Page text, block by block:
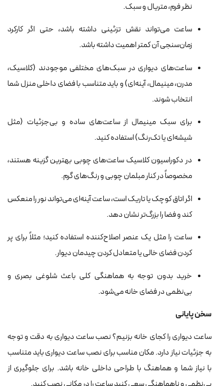
نظر فرم، متریال و سبک.
ساعت می‌تواند نقش تزئینی داشته باشد، حتی اگر کارکرد
زمان‌سنجی آن کمتر اهمیت داشته باشد.
ساعت‌های دیواری در سبک‌های مختلفی موجودند (کلاسیک،
مدرن، مینیمال، آینه‌ای) و باید متناسب با فضای داخلی منزل شما
انتخاب شوند.
برای سبک مینیمال از ساعت‌های ساده و بی‌جزئیات (مثل
شیشه‌ای یا تک‌رنگ) استفاده کنید.
در دکوراسیون کلاسیک ساعت‌های چوبی بهترین گزینه هستند،
مخصوصاً در کنار مبلمان چوبی و رنگ‌های گرم.
اگر اتاق کوچک یا تاریک است، ساعت آینه‌ای می‌تواند نور را منعکس
کند و فضا را بزرگ‌تر نشان دهد.
ساعت را مثل یک عنصر اصلاح‌کننده استفاده کنید؛ مثلاً برای پر
کردن فضای خالی یا متعادل کردن چیدمان دیوار.
خرید بدون توجه به هماهنگی کلی باعث شلوغی بصری و
بی‌نظمی در فضای خانه می‌شود.
سخن پایانی
ساعت دیواری را کجای خانه بزنیم؟ نصب ساعت دیواری به دقت و توجه
به جزئیات نیاز دارد. مکان مناسب برای نصب ساعت دیواری باید متناسب
با نیاز شما و هماهنگ با طراحی داخلی خانه باشد. برای جلوگیری از